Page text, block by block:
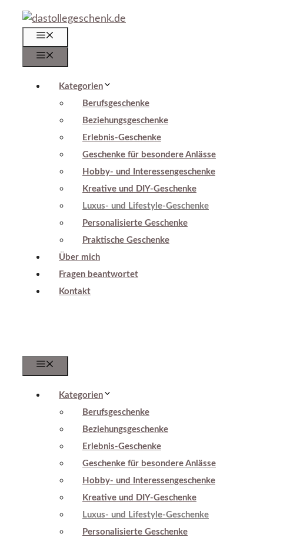
Zum
Inhalt
springen
Kategorien
Berufsgeschenke
Beziehungsgeschenke
Erlebnis-Geschenke
Geschenke für besondere Anlässe
Hobby- und Interessengeschenke
Kreative und DIY-Geschenke
Luxus- und Lifestyle-Geschenke
Personalisierte Geschenke
Praktische Geschenke
Über mich
Fragen beantwortet
Kontakt
Kategorien
Berufsgeschenke
Beziehungsgeschenke
Erlebnis-Geschenke
Geschenke für besondere Anlässe
Hobby- und Interessengeschenke
Kreative und DIY-Geschenke
Luxus- und Lifestyle-Geschenke
Personalisierte Geschenke